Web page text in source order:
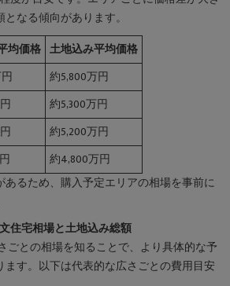
なる傾向があります。
均価格 土地込み平均価格
約5,800万円
約5,300万円
約5,200万円
約4,800万円
あるため、購入予定エリアの相場を事前に
住宅相場と土地込み総額
ごとの相場を知ることで、より具体的な予
す。以下は代表的な広さごとの費用目安